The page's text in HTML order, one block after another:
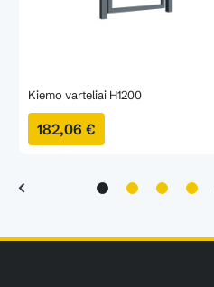
Kiemo varteliai H1200
182,06 €